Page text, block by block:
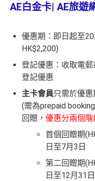
AE白金卡| AE旅遊
優惠期：即日起至
HK$2,200)
登記優惠：收取電
登記優惠
主卡會員只需於優
(需為prepaid
回贈， 優惠分兩個
首個回贈期
日至7月3日
第二回贈期
日至12月31日